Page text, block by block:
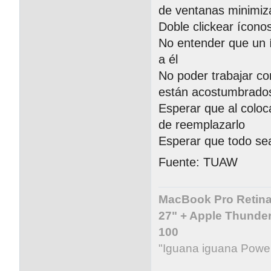
de ventanas
Doble clickear
No entender que
a él
No poder trabajar
están
Esperar que al
de reemplazarlo
Esperar que todo
Fuente: TUAW
MacBook Pro
27" + Apple
100
"Iguana iguana